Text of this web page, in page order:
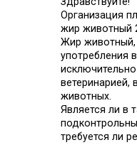
Организация
жир животный
Жир животный,
употребления
ветеринарией,
животных.
Является ли в
требуется ли